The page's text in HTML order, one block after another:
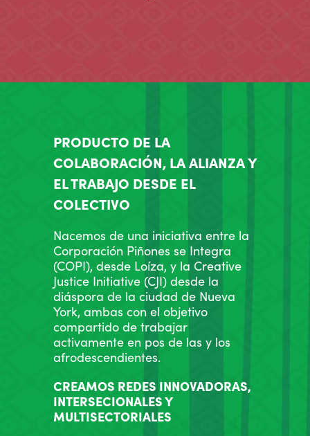
PRODUCTO DE LA
COLABORACIÓN, LA ALIANZA Y
EL TRABAJO DESDE EL
COLECTIVO
Nacemos de una iniciativa entre la
Corporación Piñones se Integra
(COPI), desde Loíza, y la Creative
Justice Initiative (CJI) desde la
diáspora de la ciudad de Nueva
York, ambas con el objetivo
compartido de trabajar
activamente en pos de las y los
afrodescendientes.
CREAMOS REDES INNOVADORAS,
INTERSECIONALES Y
MULTISECTORIALES